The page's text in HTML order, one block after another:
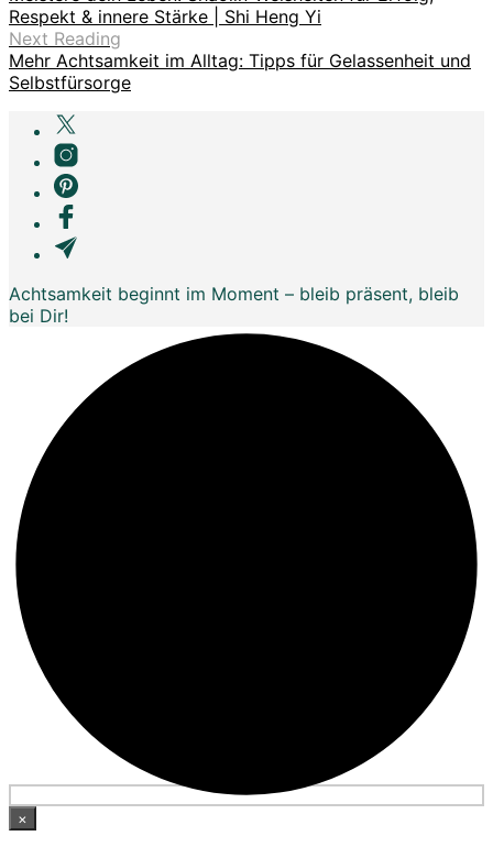
Respekt & innere Stärke | Shi Heng Yi
Next Reading
Mehr Achtsamkeit im Alltag: Tipps für Gelassenheit und
Selbstfürsorge
Achtsamkeit beginnt im Moment – bleib präsent, bleib
bei Dir!
×